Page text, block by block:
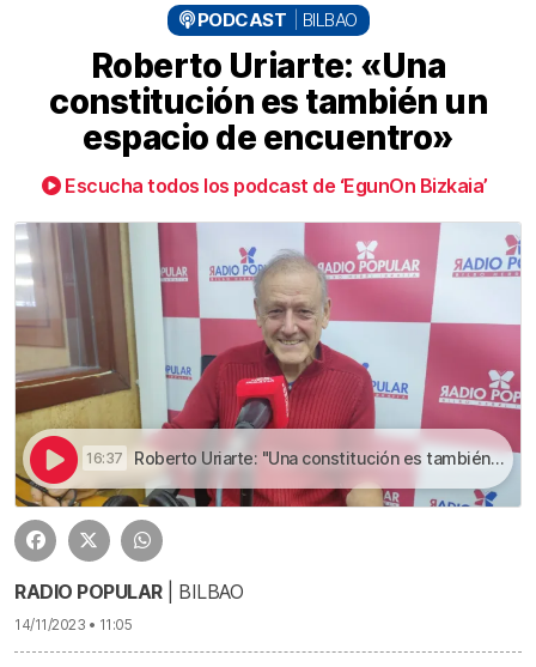
PODCAST BILBAO
Roberto Uriarte: «Una
constitución es también un
espacio de encuentro»
Escucha todos los podcast de ‘EgunOn Bizkaia’
16:37 Roberto Uriarte: "Una constitución es también un espacio de encuentro" | Roberto Uriarte: «Una constitución es también un espacio de encuentro»
RADIO POPULAR| BILBAO
14/11/2023 • 11:05